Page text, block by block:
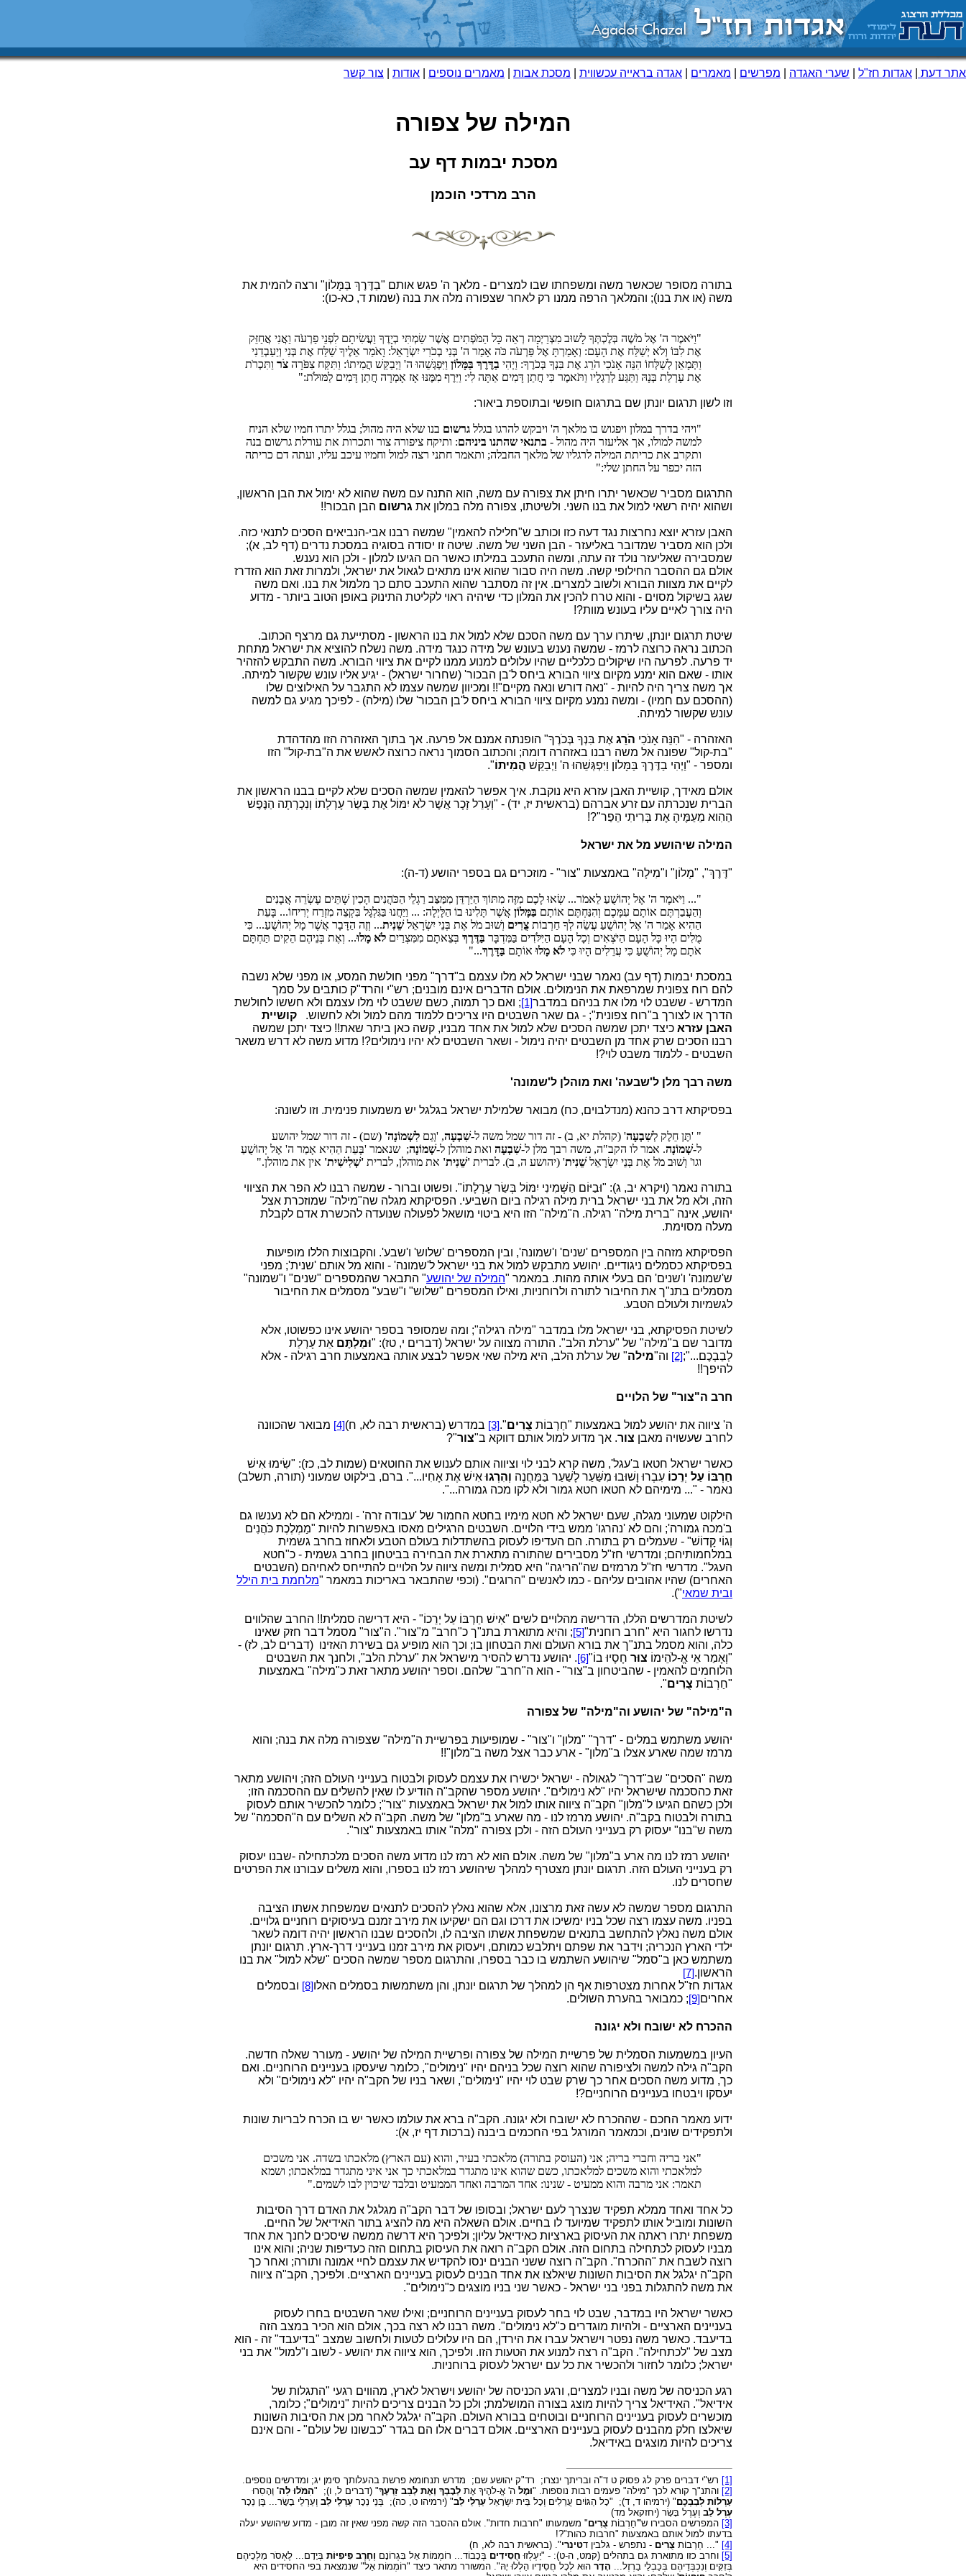
אתר דעת אגדות חז"ל שערי האגדה מפרשים מאמרים אגדה בראייה עכשווית מסכת אבות מאמרים נוספים אודות צור קשר
המילה של צפורה
מסכת יבמות דף עב
הרב מרדכי הוכמן
בתורה מסופר שכאשר משה ומשפחתו שבו למצרים - מלאך ה' פגש אותם "בַדֶּרֶךְ בַּמָּלוֹן" ורצה להמית את
משה (או את בנו); והמלאך הרפה ממנו רק לאחר שצפורה מלה את בנה (שמות ד, כא-כו):
"וַיֹּאמֶר ה' אֶל מֹשֶׁה בְּלֶכְתְּךָ לָשׁוּב מִצְרַיְמָה רְאֵה כָּל הַמֹּפְתִים אֲשֶׁר שַׂמְתִּי בְיָדֶךָ וַעֲשִׂיתָם לִפְנֵי פַרְעֹה וַאֲנִי אֲחַזֵּק
אֶת לִבּוֹ וְלֹא יְשַׁלַּח אֶת הָעָם: וְאָמַרְתָּ אֶל פַּרְעֹה כֹּה אָמַר ה' בְּנִי בְכֹרִי יִשְׂרָאֵל: וָאֹמַר אֵלֶיךָ שַׁלַּח אֶת בְּנִי וְיַעַבְדֵנִי
וַתְּמָאֵן לְשַׁלְּחוֹ הִנֵּה אָנֹכִי הֹרֵג אֶת בִּנְךָ בְּכֹרֶךָ: וַיְהִי בַדֶּרֶךְ בַּמָּלוֹן וַיִּפְגְּשֵׁהוּ ה' וַיְבַקֵּשׁ הֲמִיתוֹ: וַתִּקַּח צִפֹּרָהצֹר וַתִּכְרֹת
אֶת עָרְלַת בְּנָהּ וַתַּגַּע לְרַגְלָיו וַתֹּאמֶר כִּי חֲתַן דָּמִים אַתָּה לִי: וַיִּרֶף מִמֶּנּוּ אָז אָמְרָה חֲתַן דָּמִים לַמּוּלֹת:"
וזו לשון תרגום יונתן שם בתרגום חופשי ובתוספת ביאור:
"ויהי בדרך במלון ויפגוש בו מלאך ה' ויבקש להרגו בגללגרשום בנו שלא היה מהול; בגלל יתרו חמיו שלא הניח
למשה למולו, אך אליעזר היה מהול - בתנאי שהתנו ביניהם: ותיקח ציפורה צור ותכרות את עורלת גרשום בנה
ותקרב את כריתת המילה לרגליו של מלאך החבלה; ותאמר חתני רצה למול וחמיו עיכב עליו, ועתה דם כריתה
הזה יכפר על החתן שלי:"
התרגום מסביר שכאשר יתרו חיתן את צפורה עם משה, הוא התנה עם משה שהוא לא ימול את הבן הראשון,
ושהוא יהיה רשאי למול את בנו השני. ולשיטתו, צפורה מלה במלון את גרשום הבן הבכור!!
האבן עזרא יוצא נחרצות נגד דעה כזו וכותב ש"חלילה להאמין" שמשה רבנו אבי-הנביאים הסכים לתנאי כזה.
ולכן הוא מסביר שמדובר באליעזר - הבן השני של משה. שיטה זו יסודה בסוגיה במסכת נדרים (דף לב, א);
שמסבירה שאליעזר נולד זה עתה, ומשה התעכב במילתו כאשר הם הגיעו למלון - ולכן הוא נענש.
אולם גם ההסבר החילופי קשה. משה היה סבור שהוא אינו מתאים לגאול את ישראל, ולמרות זאת הוא הזדרז
לקיים את מצוות הבורא ולשוב למצרים. אין זה מסתבר שהוא התעכב סתם כך מלמול את בנו. ואם משה
שגג בשיקול מסוים - והוא טרח להכין את המלון כדי שיהיה ראוי לקליטת התינוק באופן הטוב ביותר - מדוע
היה צורך לאיים עליו בעונש מוות?!
שיטת תרגום יונתן, שיתרו ערך עם משה הסכם שלא למול את בנו הראשון - מסתייעת גם מרצף הכתוב.
הכתוב נראה כרוצה לרמז - שמשה נענש בעונש של מידה כנגד מידה. משה נשלח להוציא את ישראל מתחת
יד פרעה. לפרעה היו שיקולים כלכליים שהיו עלולים למנוע ממנו לקיים את ציווי הבורא. משה התבקש להזהיר
אותו - שאם הוא ימנע מקיום ציווי הבורא ביחס ל'בן הבכור' (שחרור ישראל) - יגיע אליו עונש שקשור למיתה.
אך משה צריך היה להיות - "נאה דורש ונאה מקיים"!! ומכיוון שמשה עצמו לא התגבר על האילוצים שלו
(ההסכם עם חמיו) - ומשה נמנע מקיום ציווי הבורא ביחס ל'בן הבכור' שלו (מילה) - לפיכך מגיע גם למשה
עונש שקשור למיתה.
האזהרה - "הִנֵּה אָנֹכִי הֹרֵג אֶת בִּנְךָ בְּכֹרֶךָ" הופנתה אמנם אל פרעה. אך בתוך האזהרה הזו מהדהדת
"בת-קול" שפונה אל משה רבנו באזהרה דומה; והכתוב הסמוך נראה כרוצה לאשש את ה"בת-קול" הזו
ומספר - "וַיְהִי בַדֶּרֶךְ בַּמָּלוֹן וַיִּפְגְּשֵׁהוּ ה' וַיְבַקֵּשׁ הֲמִיתוֹ".
אולם מאידך, קושיית האבן עזרא היא נוקבת. איך אפשר להאמין שמשה הסכים שלא לקיים בבנו הראשון את
הברית שנכרתה עם זרע אברהם (בראשית יז, יד) - "וְעָרֵל זָכָר אֲשֶׁר לֹא יִמּוֹל אֶת בְּשַׂר עָרְלָתוֹ וְנִכְרְתָה הַנֶּפֶשׁ
הַהִוא מֵעַמֶּיהָ אֶת בְּרִיתִי הֵפַר"?!
המילה שיהושע מל את ישראל
"דֶּרֶךְ", "מָלוֹן" ו"מִילָה" באמצעות "צור" - מוזכרים גם בספר יהושע (ד-ה):
"... וַיֹּאמֶר ה' אֶל יְהוֹשֻׁעַ לֵאמֹר... שְׂאוּ לָכֶם מִזֶּה מִתּוֹךְ הַיַּרְדֵּן מִמַּצַּב רַגְלֵי הַכֹּהֲנִים הָכִין שְׁתֵּים עֶשְׂרֵה אֲבָנִים
וְהַעֲבַרְתֶּם אוֹתָם עִמָּכֶם וְהִנַּחְתֶּם אוֹתָם בַּמָּלוֹן אֲשֶׁר תָּלִינוּ בוֹ הַלָּיְלָה: ... וַיַּחֲנוּ בַּגִּלְגָּל בִּקְצֵה מִזְרַח יְרִיחוֹ... בָּעֵת
הַהִיא אָמַר ה' אֶל יְהוֹשֻׁעַ עֲשֵׂה לְךָ חַרְבוֹתצֻרִים וְשׁוּב מֹל אֶת בְּנֵי יִשְׂרָאֵלשֵׁנִית... וְזֶה הַדָּבָר אֲשֶׁר מָל יְהוֹשֻׁעַ... כִּי
מֻלִים הָיוּ כָּל הָעָם הַיֹּצְאִים וְכָל הָעָם הַיִּלֹּדִים בַּמִּדְבָּר בַּדֶּרֶךְ בְּצֵאתָם מִמִּצְרַיִםלֹא מָלוּ... וְאֶת בְּנֵיהֶם הֵקִים תַּחְתָּם
אֹתָם מָל יְהוֹשֻׁעַ כִּי עֲרֵלִים הָיוּ כִּילֹא מָלוּאוֹתָם בַּדָּרֶךְ..."
במסכת יבמות (דף עב) נאמר שבני ישראל לא מלו עצמם ב"דרך" מפני חולשת המסע, או מפני שלא נשבה
להם רוח צפונית שמרפאת את הנימולים. אולם הדברים אינם מובנים; רש"י והרד"ק כותבים על סמך
המדרש - ששבט לוי מלו את בניהם במדבר[1]; ואם כך תמוה, כשם ששבט לוי מלו עצמם ולא חששו לחולשת
הדרך או לצורך ב"רוח צפונית"; - גם שאר השבטים היו צריכים ללמוד מהם למול ולא לחשוש.
קושיית
האבן עזרא כיצד יתכן שמשה הסכים שלא למול את אחד מבניו, קשה כאן ביתר שאת!! כיצד יתכן שמשה
רבנו הסכים שרק אחד מן השבטים יהיה נימול - ושאר השבטים לא יהיו נימולים?! מדוע משה לא דרש משאר
השבטים - ללמוד משבט לוי?!
משה רבך מלן ל'שבעה' ואת מוהלן ל'שמונה'
בפסיקתא דרב כהנא (מנדלבוים, כח) מבואר שלמילת ישראל בגלגל יש משמעות פנימית. וזו לשונה:
" 'תֶּן חֵלֶק לְשִׁבְעָה' (קהלת יא, ב) - זה דור שמל משה ל-שִׁבְעָה, 'וְגַםלִשְׁמוֹנָה' (שם) - זה דור שמל יהושע
ל-שְׁמוֹנָה. אמר לו הקב"ה, משה רבך מלן ל-שִׁבְעָה ואת מוהלן ל-שְׁמוֹנָה; שנאמר 'בָּעֵת הַהִיא אָמַר ה' אֶל יְהוֹשֻׁעַ
וגו' וְשׁוּב מֹל אֶת בְּנֵי יִשְׂרָאֵלשֵׁנִית' (יהושע ה, ב). לברית'שֵׁנִית' את מוהלן, לברית'שְׁלִישִׁית' אין את מוהלן."
בתורה נאמר (ויקרא יב, ג): "וּבַיּוֹם הַשְּׁמִינִי יִמּוֹל בְּשַׂר עָרְלָתוֹ". ופשוט וברור - שמשה רבנו לא הפר את הציווי
הזה, ולא מל את בני ישראל ברית מילה רגילה ביום השביעי. הפסיקתא מגלה שה"מילה" שמוזכרת אצל
יהושע, אינה "ברית מילה" רגילה. ה"מילה" הזו היא ביטוי מושאל לפעולה שנועדה להכשרת אדם לקבלת
מעלה מסוימת.
הפסיקתא מזהה בין המספרים 'שנים' ו'שמונה', ובין המספרים 'שלוש' ו'שבע'. והקבוצות הללו מופיעות
בפסיקתא כסמלים ניגודיים. יהושע מתבקש למול את בני ישראל ל'שמונה' - והוא מל אותם 'שנית'; מפני
ש'שמונה' ו'שנים' הם בעלי אותה מהות. במאמר "המילה של יהושע" התבאר שהמספרים "שנים" ו"שמונה"
מסמלים בתנ"ך את החיבור לתורה ולרוחניות, ואילו המספרים "שלוש" ו"שבע" מסמלים את החיבור
לגשמיות ולעולם הטבע.
לשיטת הפסיקתא, בני ישראל מלו במדבר "מילה רגילה"; ומה שמסופר בספר יהושע אינו כפשוטו, אלא
מדובר שם ב"מילה" של "ערלת הלב". התורה מצווה על ישראל (דברים י, טז): "וּמַלְתֶּם אֵת עָרְלַת
לְבַבְכֶם...";[2] וה"מילה" של ערלת הלב, היא מילה שאי אפשר לבצע אותה באמצעות חרב רגילה - אלא
להיפך!!
חרב ה"צור" של הלויים
ה' ציווה את יהושע למול באמצעות "חַרְבוֹת צֻרִים".
[3] במדרש (בראשית רבה לא, ח)[4] מבואר שהכוונה
לחרב שעשויה מאבן צור. אך מדוע למול אותם דווקא ב"צור"?
כאשר ישראל חטאו ב'עגל', משה קרא לבני לוי וציווה אותם לענוש את החוטאים (שמות לב, כז): "שִׂימוּ אִישׁ
חַרְבּוֹ עַל יְרֵכוֹ עִבְרוּ וָשׁוּבוּ מִשַּׁעַר לָשַׁעַר בַּמַּחֲנֶה וְהִרְגוּאִישׁ אֶת אָחִיו...". ברם, בילקוט שמעוני (תורה, תשלב)
נאמר - "... מימיהם לא חטאו חטא גמור ולא לקו מכה גמורה...".
הילקוט שמעוני מגלה, שעם ישראל לא חטא מימיו בחטא החמור של 'עבודה זרה' - וממילא הם לא נענשו גם
ב'מכה גמורה'; והם לא 'נהרגו' ממש בידי הלויים. השבטים הרגילים מאסו באפשרות להיות "מַמְלֶכֶת כֹּהֲנִים
וְגוֹי קָדוֹשׁ" - שעמלים רק בתורה. הם העדיפו לעסוק בהשתדלות בעולם הטבע ולאחוז בחרב גשמית
במלחמותיהם; ומדרשי חז"ל מסבירים שהתורה מתארת את הבחירה בביטחון בחרב גשמית - כ"חטא
העגל". מדרשי חז"ל מרמזים שה"הריגה" היא סמלית ומשה ציווה על הלויים להתייחס לאחיהם (השבטים
האחרים) שהיו אהובים עליהם - כמו לאנשים "הרוגים". (וכפי שהתבאר באריכות במאמר "מלחמת בית הילל
ובית שמאי").
לשיטת המדרשים הללו, הדרישה מהלויים לשים "אִישׁ חַרְבּוֹ עַל יְרֵכוֹ" - היא דרישה סמלית!! החרב שהלווים
נדרשו לחגור היא "חרב רוחנית"[5]; והיא מתוארת בתנ"ך כ"חרב" מ"צור". ה"צור" מסמל דבר חזק שאינו
כלה, והוא מסמל בתנ"ך את בורא העולם ואת הבטחון בו; וכך הוא מופיע גם בשירת האזינו (דברים לב, לז) -
"וְאָמַר אֵי אֱ-לֹהֵימוֹ צוּר חָסָיוּ בוֹ"[6]. יהושע נדרש להסיר מישראל את "ערלת הלב", ולחנך את השבטים
הלוחמים להאמין - שהביטחון ב"צור" - הוא ה"חרב" שלהם. וספר יהושע מתאר זאת כ"מילה" באמצעות
"חַרְבוֹת צֻרִים".
ה"מילה" של יהושע וה"מילה" של צפורה
יהושע משתמש במלים - "דרך" "מלון" ו"צור" - שמופיעות בפרשיית ה"מילה" שצפורה מלה את בנה; והוא
מרמז שמה שארע אצלו ב"מלון" - ארע כבר אצל משה ב"מלון"!!
משה "הסכים" שב"דרך" לגאולה - ישראל יכשירו את עצמם לעסוק ולבטוח בענייני העולם הזה; ויהושע מתאר
זאת כהסכמה שישראל יהיו "לא נימולים". יהושע מספר שהקב"ה הודיע לו שאין להשלים עם ההסכמה הזו;
ולכן כשהם הגיעו ל"מלון" הקב"ה ציווה אותו למול את ישראל באמצעות "צור"; כלומר להכשיר אותם לעסוק
בתורה ולבטוח בקב"ה. יהושע מרמז לנו - מה שארע ב"מלון" של משה. הקב"ה לא השלים עם ה"הסכמה" של
משה ש"בנו" יעסוק רק בענייני העולם הזה - ולכן צפורה "מלה" אותו באמצעות "צור".
יהושע רמז לנו מה ארע ב"מלון" של משה. אולם הוא לא רמז לנו מדוע משה הסכים מלכתחילה -שבנו יעסוק
רק בענייני העולם הזה. תרגום יונתן מצטרף למהלך שיהושע רמז לנו בספרו, והוא משלים עבורנו את הפרטים
שחסרים לנו.
התרגום מספר שמשה לא עשה זאת מרצונו, אלא שהוא נאלץ להסכים לתנאים שמשפחת אשתו הציבה
בפניו. משה עצמו רצה שכל בניו ימשיכו את דרכו וגם הם ישקיעו את מירב זמנם בעיסוקים רוחניים גלויים.
אולם משה נאלץ להתחשב בתנאים שמשפחת אשתו הציבה לו, ולהסכים שבנו הראשון יהיה דומה לשאר
ילדי הארץ הנכריה; וידבר את שפתם ויתלבש כמותם, ויעסוק את מירב זמנו בענייני דרך-ארץ. תרגום יונתן
משתמש כאן ב"סמל" שיהושע השתמש בו כבר בספרו, והתרגום מספר שמשה הסכים "שלא למול" את בנו
הראשון.[7]
אגדות חז"ל אחרות מצטרפות אף הן למהלך של תרגום יונתן, והן משתמשות בסמלים האלו[8] ובסמלים
אחרים[9]; כמבואר בהערת השולים.
ההכרח לא ישובח ולא יגונה
העיון במשמעות הסמלית של פרשיית המילה של צפורה ופרשיית המילה של יהושע - מעורר שאלה חדשה.
הקב"ה גילה למשה ולציפורה שהוא רוצה שכל בניהם יהיו "נימולים", כלומר שיעסקו בעניינים הרוחניים. ואם
כך, מדוע משה הסכים אחר כך שרק שבט לוי יהיו "נימולים", ושאר בניו של הקב"ה יהיו "לא נימולים" ולא
יעסקו ויבטחו בעניינים הרוחניים?!
ידוע מאמר החכם - שההכרח לא ישובח ולא יגונה. הקב"ה ברא את עולמו כאשר יש בו הכרח לבריות שונות
ולתפקידים שונים, וכמאמר המורגל בפי החכמים ביבנה (ברכות דף יז, א):
"אני בריה וחברי בריה; אני (העוסק בתורה) מלאכתי בעיר, והוא (עם הארץ) מלאכתו בשדה. אני משכים
למלאכתי והוא משכים למלאכתו, כשם שהוא אינו מתגדר במלאכתי כך אני איני מתגדר במלאכתו; ושמא
תאמר: אני מרבה והוא ממעיט - שנינו: אחד המרבה ואחד הממעיט ובלבד שיכוין לבו לשמים."
כל אחד ואחד ממלא תפקיד שנצרך לעם ישראל; ובסופו של דבר הקב"ה מגלגל את האדם דרך הסיבות
השונות ומוביל אותו לתפקיד שמיועד לו בחיים. אולם השאלה היא מה להציג בתור האידיאל של החיים.
משפחת יתרו ראתה את העיסוק בארציות כאידיאל עליון; ולפיכך היא דרשה ממשה שיסכים לחנך את אחד
מבניו לעסוק לכתחילה בתחום הזה. אולם הקב"ה רואה את העיסוק בתחום הזה כעדיפות שניה; והוא אינו
רוצה לשבח את "ההכרח". הקב"ה רוצה ששני הבנים ינסו להקדיש את עצמם לחיי אמונה ותורה; ואחר כך
הקב"ה יגלגל את הסיבות השונות שיאלצו את אחד הבנים לעסוק בעניינים הארציים. ולפיכך, הקב"ה ציווה
את משה להתגלות בפני בני ישראל - כאשר שני בניו מוצגים כ"נימולים".
כאשר ישראל היו במדבר, שבט לוי בחר לעסוק בעניינים הרוחניים; ואילו שאר השבטים בחרו לעסוק
בעניינים הארציים - ולהיות מוגדרים כ"לא נימולים". משה רבנו לא רצה בכך, אולם הוא הכיר במצב הזה
בדיעבד. כאשר משה נפטר וישראל עברו את הירדן, הם היו עלולים לטעות ולחשוב שמצב "בדיעבד" זה - הוא
מצב של "לכתחילה". הקב"ה רצה למנוע את הטעות הזו. ולפיכך, הוא ציווה את יהושע - לשוב ו"למול" את בני
ישראל; כלומר לחזור ולהכשיר את כל עם ישראל לעסוק ברוחניות.
רגע הכניסה של משה ובניו למצרים, ורגע הכניסה של יהושע וישראל לארץ, מהווים רגעי "התגלות של
אידיאל". האידיאל צריך להיות מוצג בצורה המושלמת; ולכן כל הבנים צריכים להיות "נימולים"; כלומר,
מוכשרים לעסוק בעניינים הרוחניים ובוטחים בבורא העולם. הקב"ה יגלגל לאחר מכן את הסיבות השונות
שיאלצו חלק מהבנים לעסוק בעניינים הארציים. אולם דברים אלו הם בגדר "כבשונו של עולם" - והם אינם
צריכים להיות מוצגים באידיאל.
[1] רש"י דברים פרק לג פסוק ט ד"ה ובריתך ינצרו; רד"ק יהושע שם;
מדרש תנחומא פרשת בהעלותך סימן יג; ומדרשים נוספים.
[2] והתנ"ך קורא לכך "מילה" פעמים רבות נוספות. "וּמָל ה' אֱ-לֹהֶיךָ אֶת לְבָבְךָ וְאֶת לְבַב זַרְעֶךָ" (דברים ל, ו); "הִמֹּלוּ לַה' וְהָסִרוּ
עָרְלוֹת לְבַבְכֶם" (ירמיהו ד, ד); "כָל הַגּוֹיִם עֲרֵלִים וְכָל בֵּית יִשְׂרָאֵל עַרְלֵי לֵב" (ירמיהו ט, כה); בְּנֵי נֵכָר עַרְלֵי לֵב וְעַרְלֵי בָשָׂר... בֶּן נֵכָר
עֶרֶל לֵב וְעֶרֶל בָּשָׂר (יחזקאל מד)
[3] המפרשים הסבירו ש"חַרְבוֹת צֻרִים" משמעותו "חרבות חדות". אולם ההסבר הזה קשה מפני שאין זה מובן - מדוע שיהושע יעלה
בדעתו למול אותם באמצעות "חרבות כהות"?!
[4] "... חַרְבוֹת צֻרִים - נתפרש - גלבין דטינרי". (בראשית רבה לא, ח)
[5] וחרב כזו מתוארת גם בתהלים (קמט, ה-ט): - "יַעְלְזוּ חֲסִידִים בְּכָבוֹד... רוֹמְמוֹת אֵל בִּגְרוֹנָם וְחֶרֶב פִּיפִיּוֹת בְּיָדָם... לֶאְסֹר מַלְכֵיהֶם
בְּזִקִּים וְנִכְבְּדֵיהֶם בְּכַבְלֵי בַרְזֶל... הָדָר הוּא לְכָל חֲסִידָיו הַלְלוּ יָהּ". המשורר מתאר כיצד "רוֹמְמוֹת אֵל" שנמצאת בפי החסידים היא